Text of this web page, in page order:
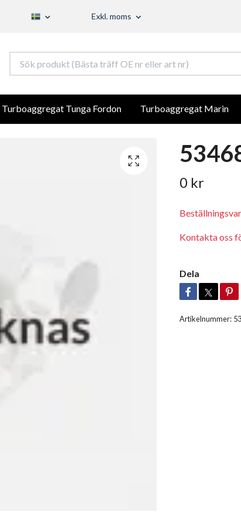
Exkl. moms
Turboaggregat Tunga Fordon Turboaggregat Marin
0 kr
Kontakta oss
Dela
Artikelnummer: